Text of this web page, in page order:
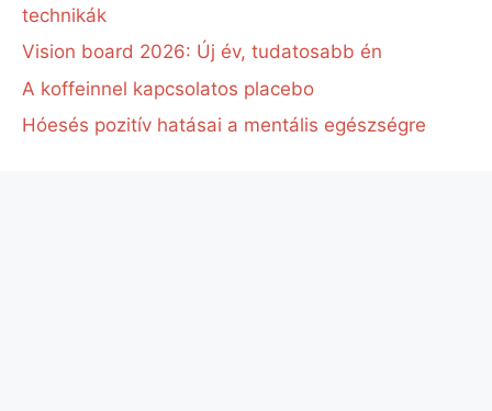
technikák
Vision board 2026: Új év, tudatosabb én
A koffeinnel kapcsolatos placebo
Hóesés pozitív hatásai a mentális egészségre